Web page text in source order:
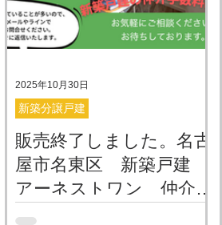
認いただけます。 【物件価格】 １
号棟：５,８９９万円（税込） ２号
棟：５,３９９万円（税込） 物件概
ただけます YAS不動産で仲介の場
合は、仲介手数料が無料・０円
5899万円の仲介手数料は、約182
万円！→ ０円 通常、5899万円の
物件を購入する場合、約182万円
の仲介手数料が必要になります。
しかし、YAS不動産で仲介させて
いただく場合は、この手数料を
販売終了しました。名古
屋市名東区 新築戸建
アーネストワン 仲介手
数料無料・０円でご紹介
名古屋市名東区梅森坂にアーネス
新築分譲戸建
2025年10月30日